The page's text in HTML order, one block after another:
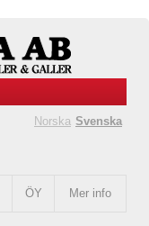
Norska Svenska
ÖY Mer info